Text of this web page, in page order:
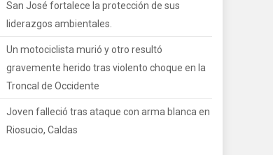
San José fortalece la protección de sus
liderazgos ambientales.
Un motociclista murió y otro resultó
gravemente herido tras violento choque en la
Troncal de Occidente
Joven falleció tras ataque con arma blanca en
Riosucio, Caldas